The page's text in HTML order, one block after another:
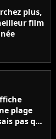
plus,
film
plage
pas que